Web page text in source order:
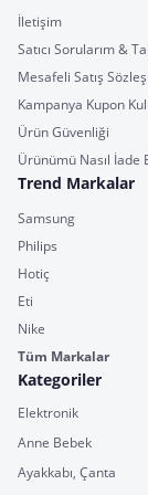
İletişim
Satıcı Sorularım &
Mesafeli Satış
Kampanya Kupon
Ürün Güvenliği
Ürünümü Nasıl İade
Trend Markalar
Samsung
Philips
Hotiç
Eti
Nike
Tüm Markalar
Kategoriler
Elektronik
Anne Bebek
Ayakkabı, Çanta